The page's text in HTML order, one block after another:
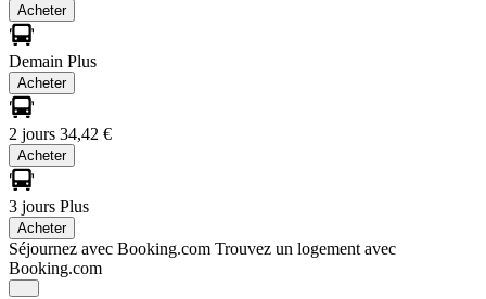
Acheter
Demain Plus
Acheter
2 jours 34,42 €
Acheter
3 jours Plus
Acheter
Séjournez avec Booking.com Trouvez un logement avec
Booking.com